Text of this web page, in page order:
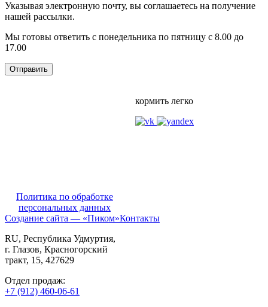
Указывая электронную почту, вы соглашаетесь на получение
нашей рассылки.
Мы готовы ответить с понедельника по пятницу с 8.00 до
17.00
кормить легко
Политика по обработке
персональных данных
Создание сайта — «Пиком»Контакты
RU, Республика Удмуртия,
г. Глазов, Красногорский
тракт, 15, 427629
Отдел продаж:
+7 (912) 460-06-61